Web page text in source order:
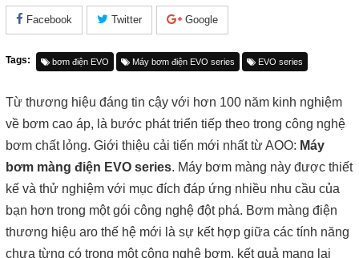
Facebook Twitter Google
Tags: bơm điện EVO Máy bơm điện EVO series EVO series
Từ thương hiệu đáng tin cậy với hơn 100 năm kinh nghiệm
về bơm cao áp, là bước phát triển tiếp theo trong công nghệ
bơm chất lỏng. Giới thiệu cải tiến mới nhất từ AOO: Máy
bơm màng điện EVO series. Máy bơm màng này được thiết
kế và thử nghiệm với mục đích đáp ứng nhiều nhu cầu của
bạn hơn trong một gói công nghệ đột phá. Bơm màng điện
thương hiệu aro thế hệ mới là sự kết hợp giữa các tính năng
chưa từng có trong một công nghệ bơm, kết quả mang lại